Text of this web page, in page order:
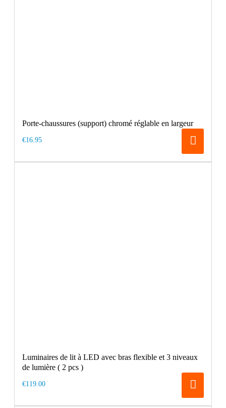
Porte-chaussures (support) chromé réglable en largeur
€16.95
Luminaires de lit à LED avec bras flexible et 3 niveaux
de lumière ( 2 pcs )
€119.00